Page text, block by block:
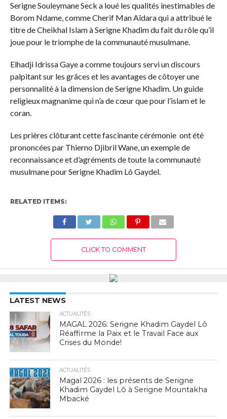
Serigne Souleymane Seck a loué les qualités inestimables de
Borom Ndame, comme Cherif Man Aïdara qui a attribué le
titre de Cheikhal Islam à Serigne Khadim du fait du rôle qu’il
joue pour le triomphe de la communauté musulmane.
Elhadji Idrissa Gaye a comme toujours servi un discours
palpitant sur les grâces et les avantages de côtoyer une
personnalité à la dimension de Serigne Khadim. Un guide
religieux magnanime qui n’a de cœur que pour l’islam et le
coran.
Les prières clôturant cette fascinante cérémonie ont été
prononcées par Thierno Djibril Wane, un exemple de
reconnaissance et d’agréments de toute la communauté
musulmane pour Serigne Khadim Lô Gaydel.
RELATED ITEMS:
CLICK TO COMMENT
LATEST NEWS
ACTUALITÉS
MAGAL 2026: Serigne Khadim Gaydel Lô
Réaffirme la Paix et le Travail Face aux
Crises du Monde!
ACTUALITÉS
Magal 2026 : les présents de Serigne
Khadim Gaydel Lô à Serigne Mountakha
Mbacké